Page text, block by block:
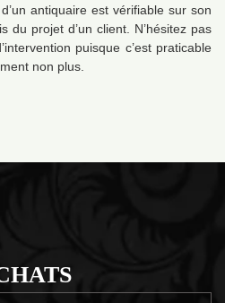
antiquaire est vérifiable sur son
du projet d’un client. N’hésitez pas
puisque c’est praticable
non plus.